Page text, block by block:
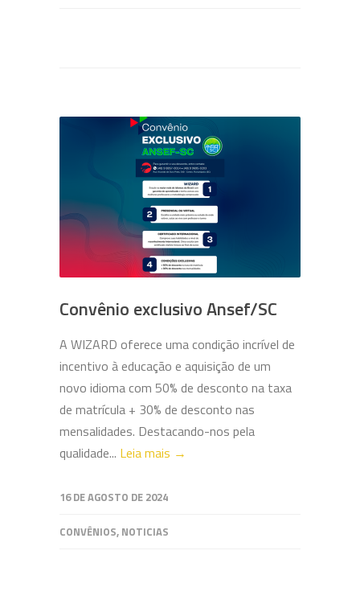
Convênio exclusivo Ansef/SC
A WIZARD oferece uma condição incrível de
incentivo à educação e aquisição de um
novo idioma com 50% de desconto na taxa
de matrícula + 30% de desconto nas
mensalidades. Destacando-nos pela
qualidade... Leia mais →
16 DE AGOSTO DE 2024
CONVÊNIOS, NOTICIAS